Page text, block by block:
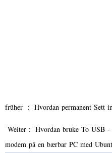
früher ： Hvordan permanent Sett
Weiter： Hvordan bruke To USB -
modem på en bærbar PC med